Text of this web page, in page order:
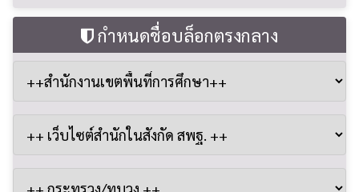
กำหนดชื่อบล็อกตรงกลาง